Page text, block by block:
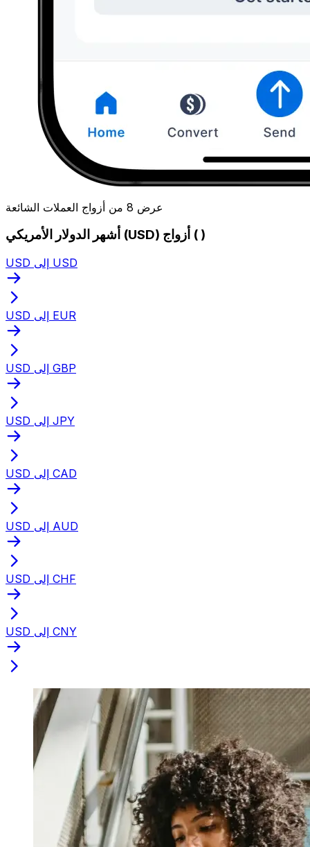
عرض 8 من أزواج العملات الشائعة
أشهر الدولار الأمريكي (USD) أزواج ( )
USD إلى USD
USD إلى EUR
USD إلى GBP
USD إلى JPY
USD إلى CAD
USD إلى AUD
USD إلى CHF
USD إلى CNY